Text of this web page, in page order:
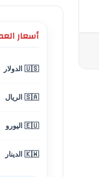
أسعار
🇺🇸 الدولار
🇸🇦 الريال
🇪🇺 اليورو
🇰🇼 الدينار